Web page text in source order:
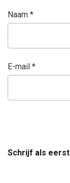
Naam *
E-mail *
Schrijf als